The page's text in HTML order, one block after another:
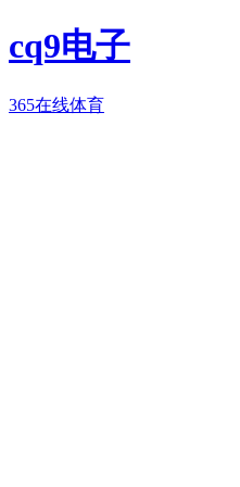
cq9电子
365在线体育